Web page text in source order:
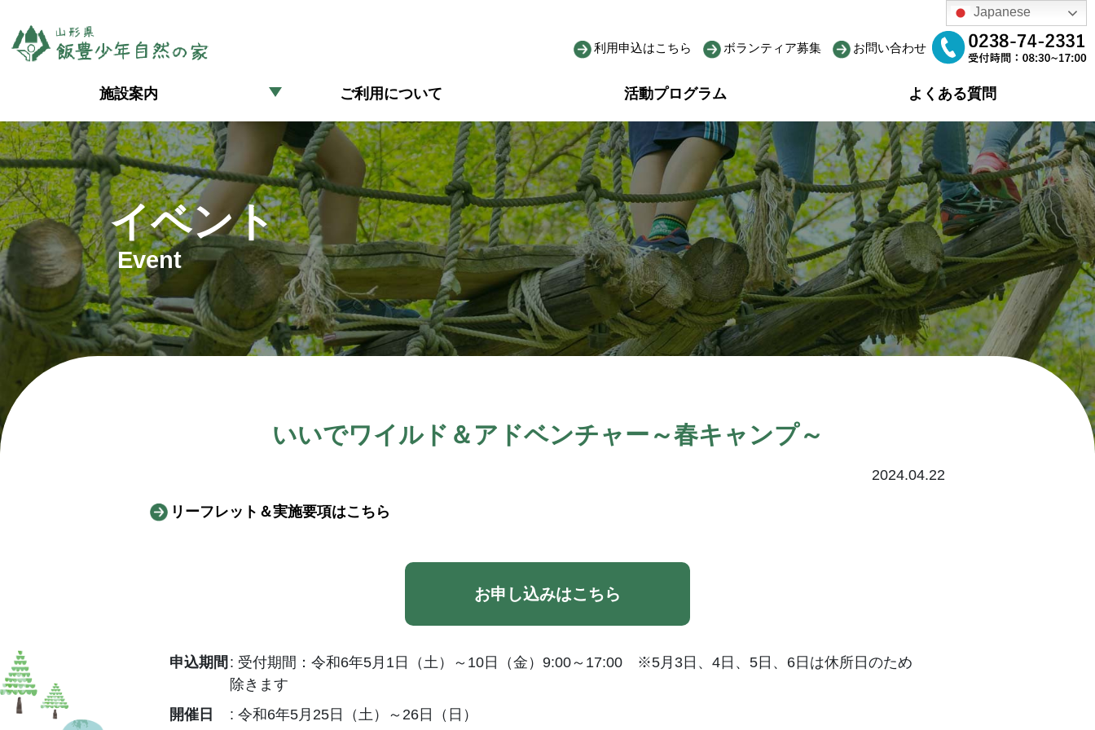
利用申込はこちら ボランティア募集 お問い合わせ
Japanese
施設案内 ご利用について 活動プログラム よくある質問
イベント
Event
いいでワイルド＆アドベンチャー～春キャンプ～
2024.04.22
リーフレット＆実施要項はこちら
お申し込みはこちら
申込期間
受付期間：令和6年5月1日（土）～10日（金）9:00～17:00 ※5月3日、4日、5日、6日は休所日のため
除きます
開催日
令和6年5月25日（土）～26日（日）